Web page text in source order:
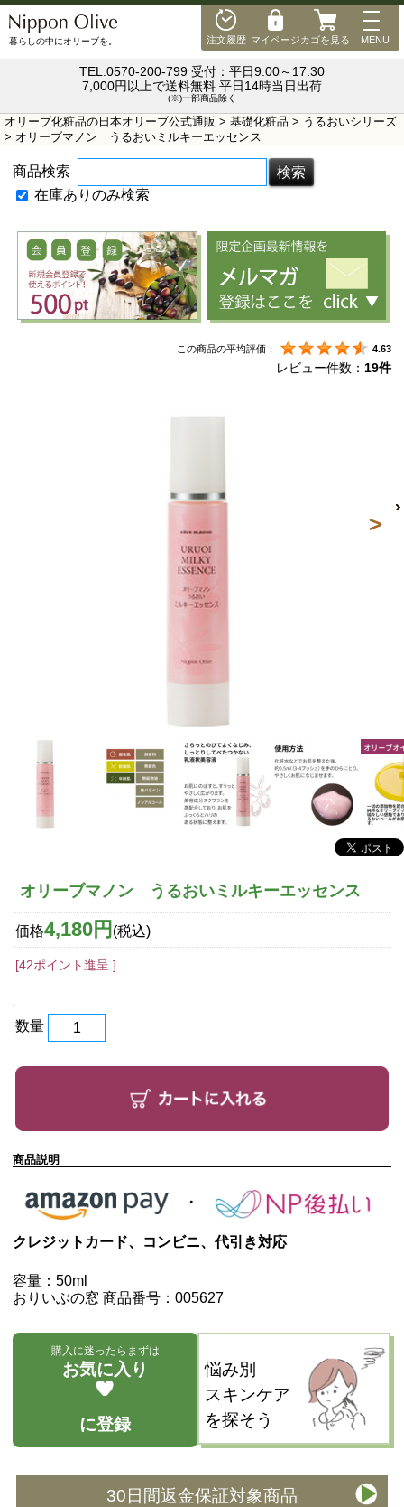
注文履歴 マイページカゴを見る
MENU
MENU
暮らしの中にオリーブを。
TEL:0570-200-799 受付：平日9:00～17:30
7,000円以上で送料無料 平日14時当日出荷
(※)一部商品除く
オリーブ化粧品の日本オリーブ公式通販 > 基礎化粧品 > うるおいシリーズ
> オリーブマノン うるおいミルキーエッセンス
商品検索
在庫ありのみ検索
この商品の平均評価： 4.63
レビュー件数： 19件
オリーブマノン うるおいミルキーエッセンス
価格4,180円 (税込)
[42ポイント進呈 ]
数量
商品説明
クレジットカード、コンビニ、代引き対応
容量：50ml
おりいぶの窓 商品番号：005627
購入に迷ったらまずは
お気に入り
に登録
悩み別
スキンケア
を探そう
30日間返金保証対象商品